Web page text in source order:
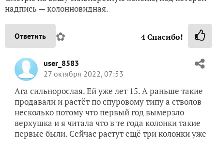
надпись — колонновидная.
Ответить ✿ 4Спасибо!
user_8583
27 октября 2022, 07:53
Ага сильнорослая. Ей уже лет 15. А раньше такие
продавали и растёт по спуровому типу а стволов
несколько потому что первый год вымерзло
верхушка и я читала что в те года колонки такие
первые были. Сейчас растут ещё три колонки уже